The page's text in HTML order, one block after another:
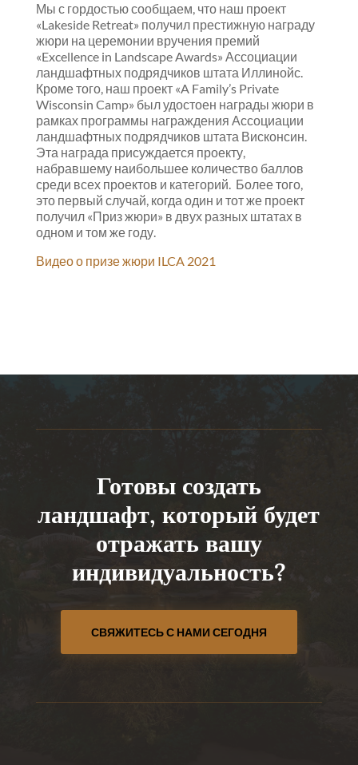
Мы с гордостью сообщаем, что наш проект
«Lakeside Retreat» получил престижную награду
жюри на церемонии вручения премий
«Excellence in Landscape Awards» Ассоциации
ландшафтных подрядчиков штата Иллинойс.
Кроме того, наш проект «A Family’s Private
Wisconsin Camp» был удостоен награды жюри в
рамках программы награждения Ассоциации
ландшафтных подрядчиков штата Висконсин.
Эта награда присуждается проекту,
набравшему наибольшее количество баллов
среди всех проектов и категорий. Более того,
это первый случай, когда один и тот же проект
получил «Приз жюри» в двух разных штатах в
одном и том же году.
Видео о призе жюри ILCA 2021
Готовы создать
ландшафт, который будет
отражать вашу
индивидуальность?
СВЯЖИТЕСЬ С НАМИ СЕГОДНЯ